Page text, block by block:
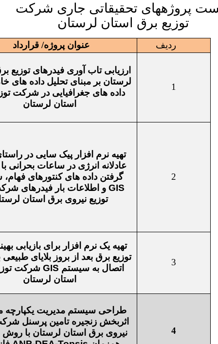
پروژه­های تحقیقاتی جاری شرکت
توزیع برق استان لرستان
ردیف عنوان پروژه/ قرارداد
1
ارزیابی تاب آوری فیدرهای توزیع
لرستان بر مبنای تحلیل داده های
داده های جغرافیایی در شرکت
استان لرستان
2
تهیه نرم افزار پیک سایی در
عادلانه انرژی در ساعات بحرانی
گرفتن داده های کنتورهای فهام،
GISو اطلاعات بار فیدرهای
توزیع نیروی برق استان
3
تهیه یک نرم افزار برای بازیابی
توزیع برق بعد از بروز بلایای طبیعی
اتصال به سیستم GIS شرکت
استان لرستان
4
طراحی سیستم مدیریت یکپارچه
اثربخش زنجیره تامین پرسنل
نیروی برق استان لرستان با روش